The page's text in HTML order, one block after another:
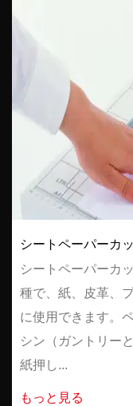
シートペーパーカ
シートペーパーカ
種で、紙、皮革、
に使用できます。
シン（ガントリー
紙押し...
もっと見る